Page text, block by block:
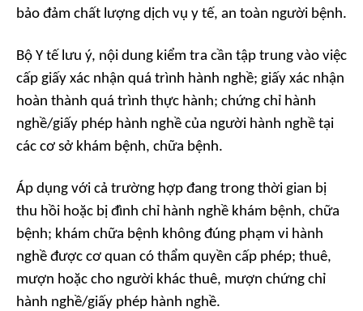
bảo đảm chất lượng dịch vụ y tế, an toàn người bệnh.
Bộ Y tế lưu ý, nội dung kiểm tra cần tập trung vào việc
cấp giấy xác nhận quá trình hành nghề; giấy xác nhận
hoàn thành quá trình thực hành; chứng chỉ hành
nghề/giấy phép hành nghề của người hành nghề tại
các cơ sở khám bệnh, chữa bệnh.
Áp dụng với cả trường hợp đang trong thời gian bị
thu hồi hoặc bị đình chỉ hành nghề khám bệnh, chữa
bệnh; khám chữa bệnh không đúng phạm vi hành
nghề được cơ quan có thẩm quyền cấp phép; thuê,
mượn hoặc cho người khác thuê, mượn chứng chỉ
hành nghề/giấy phép hành nghề.